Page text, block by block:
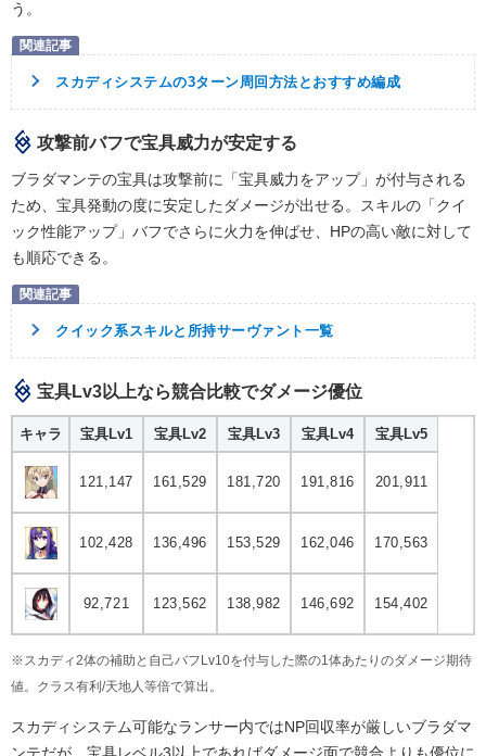
う。
スカディシステムの3ターン周回方法とおすすめ編成
攻撃前バフで宝具威力が安定する
ブラダマンテの宝具は攻撃前に「宝具威力をアップ」が付与される
ため、宝具発動の度に安定したダメージが出せる。スキルの「クイ
ック性能アップ」バフでさらに火力を伸ばせ、HPの高い敵に対して
も順応できる。
クイック系スキルと所持サーヴァント一覧
宝具Lv3以上なら競合比較でダメージ優位
キャラ 宝具Lv1 宝具Lv2 宝具Lv3 宝具Lv4 宝具Lv5
121,147 161,529 181,720 191,816 201,911
102,428 136,496 153,529 162,046 170,563
92,721 123,562 138,982 146,692 154,402
※スカディ2体の補助と自己バフLv10を付与した際の1体あたりのダメージ期待
値。クラス有利/天地人等倍で算出。
スカディシステム可能なランサー内ではNP回収率が厳しいブラダマ